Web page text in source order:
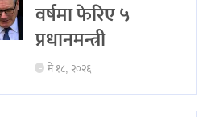
वर्षमा फेरिए ५
प्रधानमन्त्री
मे १८, २०२६